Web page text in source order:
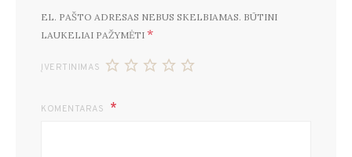
EL. PAŠTO ADRESAS NEBUS SKELBIAMAS. BŪTINI
LAUKELIAI PAŽYMĖTI *
ĮVERTINIMAS
KOMENTARAS